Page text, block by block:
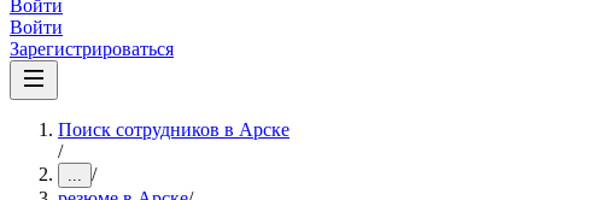
Войти
Войти
Зарегистрироваться
Поиск сотрудников в Арске
/
... /